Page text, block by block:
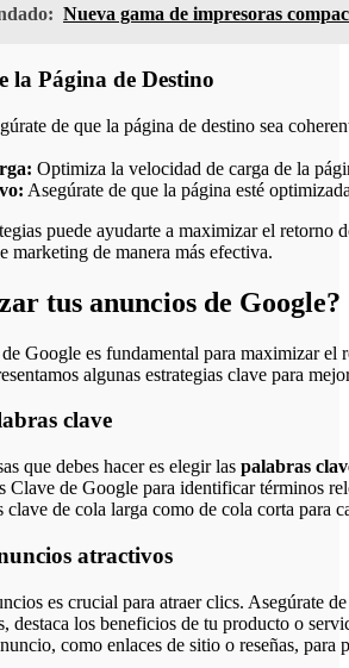
Nueva gama de impresoras
la Página de Destino
de que la página de destino sea
Optimiza la velocidad de carga de la
Asegúrate de que la página esté
puede ayudarte a maximizar el
marketing de manera más efectiva.
tus anuncios de Google?
Google es fundamental para maximizar
algunas estrategias clave para
clave
que debes hacer es elegir las palabras
Clave de Google para identificar términos
de cola larga como de cola corta para
atractivos
es crucial para atraer clics. Asegúrate
destaca los beneficios de tu producto o
como enlaces de sitio o reseñas,